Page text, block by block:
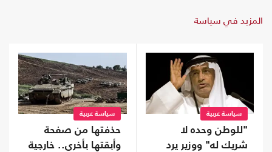
المزيد في سياسة
سياسة عربية
"للوطن وحده لا
شريك له" ووزير يرد
سياسة عربية
حذفتها من صفحة
وأبقتها بأخرى.. خارجية